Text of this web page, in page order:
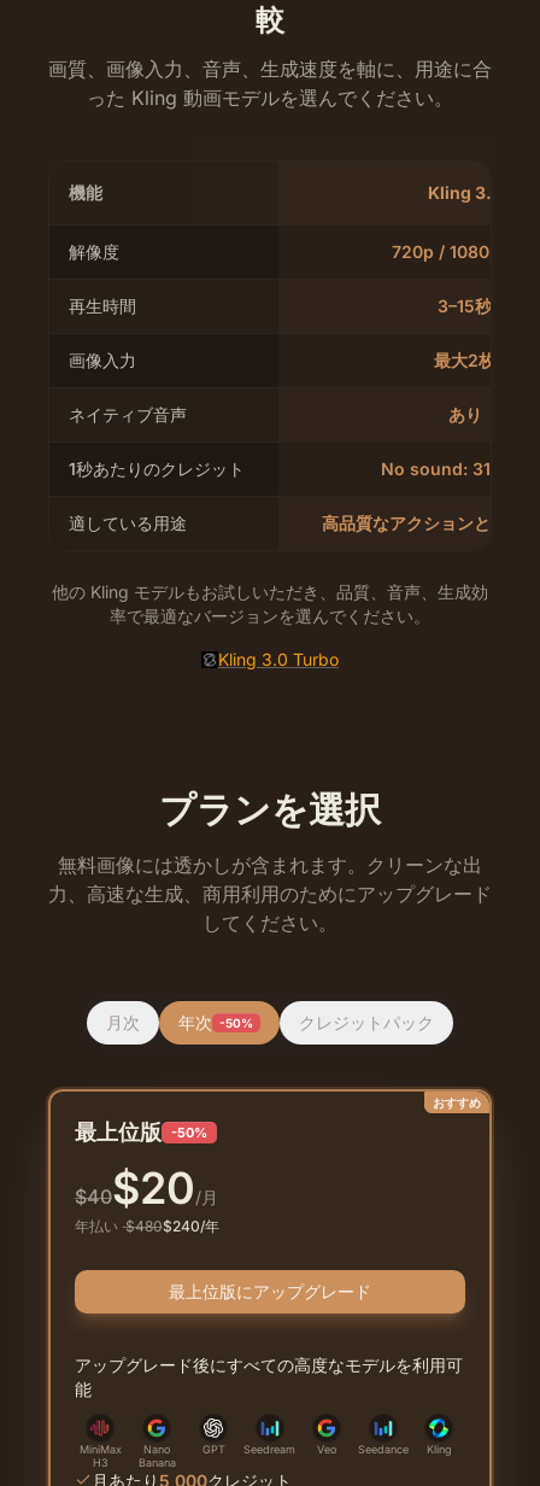
較
画質、画像入力、音声、生成速度を軸に、用途に合
った Kling 動画モデルを選んでください。
機能 Kling 3.0
解像度 720p / 1080p / 4K
再生時間 3–15秒
画像入力 最大2枚
ネイティブ音声 あり
1秒あたりのクレジット No sound: 31/41/
適している用途 高品質なアクションと本番
他の Kling モデルもお試しいただき、品質、音声、生成効
率で最適なバージョンを選んでください。
Kling 3.0 Turbo
プランを選択
無料画像には透かしが含まれます。クリーンな出
力、高速な生成、商用利用のためにアップグレード
してください。
月次 年次 -50% クレジットパック
おすすめ
最上位版 -50%
$40$20/月
年払い ·$480$240/年
最上位版にアップグレード
アップグレード後にすべての高度なモデルを利用可
能
MiniMax
H3
Nano
Banana
GPT Seedream Veo Seedance Kling
月あたり5,000クレジット